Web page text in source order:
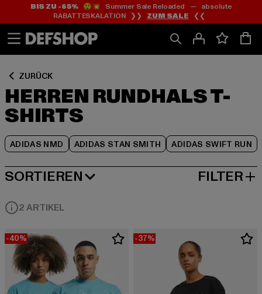
Zum
Inhalt
springen
Zum
Fußzeile
springen
BIS ZU -65%😲💥 Summer Sale Reloaded — absolute
RABATTESKALATION ❯❯ ZUM SALE ❮❮
ZURÜCK
HERREN RUNDHALS T-
SHIRTS
ADIDAS NMD ADIDAS STAN SMITH ADIDAS SWIFT RUN
Zum
Produktraster
springen
SORTIEREN
BELIEBTESTE FILTER
2 ARTIKEL
-40% -37%